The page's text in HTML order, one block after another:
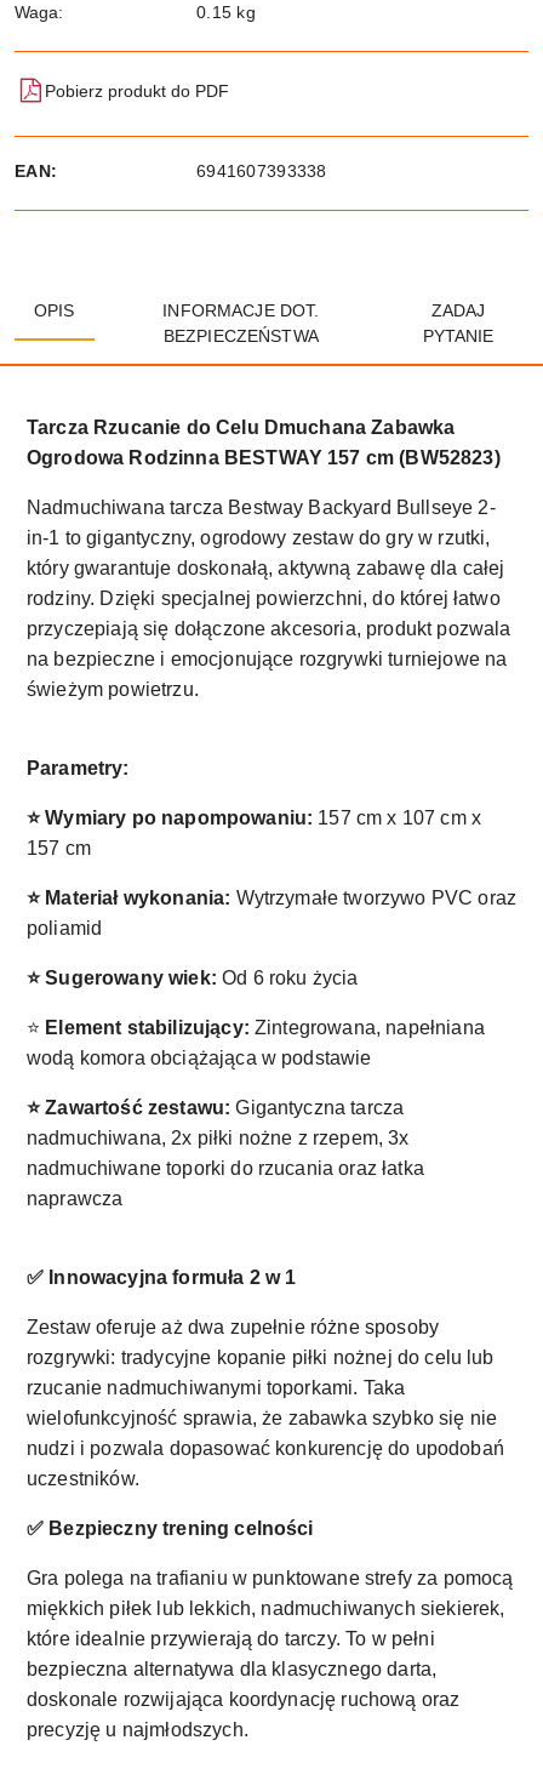
Waga: 0.15 kg
Pobierz produkt do PDF
EAN: 6941607393338
OPIS
INFORMACJE DOT.
BEZPIECZEŃSTWA
ZADAJ
PYTANIE
Tarcza Rzucanie do Celu Dmuchana Zabawka
Ogrodowa Rodzinna BESTWAY 157 cm (BW52823)
Nadmuchiwana tarcza Bestway Backyard Bullseye 2-
in-1 to gigantyczny, ogrodowy zestaw do gry w rzutki,
który gwarantuje doskonałą, aktywną zabawę dla całej
rodziny. Dzięki specjalnej powierzchni, do której łatwo
przyczepiają się dołączone akcesoria, produkt pozwala
na bezpieczne i emocjonujące rozgrywki turniejowe na
świeżym powietrzu.
Parametry:
⭐ Wymiary po napompowaniu: 157 cm x 107 cm x
157 cm
⭐ Materiał wykonania: Wytrzymałe tworzywo PVC oraz
poliamid
⭐ Sugerowany wiek: Od 6 roku życia
⭐ Element stabilizujący: Zintegrowana, napełniana
wodą komora obciążająca w podstawie
⭐ Zawartość zestawu: Gigantyczna tarcza
nadmuchiwana, 2x piłki nożne z rzepem, 3x
nadmuchiwane toporki do rzucania oraz łatka
naprawcza
✅ Innowacyjna formuła 2 w 1
Zestaw oferuje aż dwa zupełnie różne sposoby
rozgrywki: tradycyjne kopanie piłki nożnej do celu lub
rzucanie nadmuchiwanymi toporkami. Taka
wielofunkcyjność sprawia, że zabawka szybko się nie
nudzi i pozwala dopasować konkurencję do upodobań
uczestników.
✅ Bezpieczny trening celności
Gra polega na trafianiu w punktowane strefy za pomocą
miękkich piłek lub lekkich, nadmuchiwanych siekierek,
które idealnie przywierają do tarczy. To w pełni
bezpieczna alternatywa dla klasycznego darta,
doskonale rozwijająca koordynację ruchową oraz
precyzję u najmłodszych.